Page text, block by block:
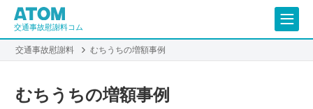
交通事故慰謝料コム
交通事故慰謝料 むちうちの増額事例
むちうちの増額事例